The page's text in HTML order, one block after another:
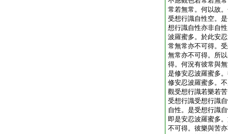
常若無常。何以故
受想行識自性空。
想行識自性亦非自
波羅蜜多。於此安
常無常亦不可得。
無常亦不可得。所
得。何況有彼常與
是修安忍波羅蜜多
修安忍波羅蜜多。
觀受想行識若樂若
受想行識受想行識
自性。是受想行識
即是安忍波羅蜜多
不可得。彼樂與苦